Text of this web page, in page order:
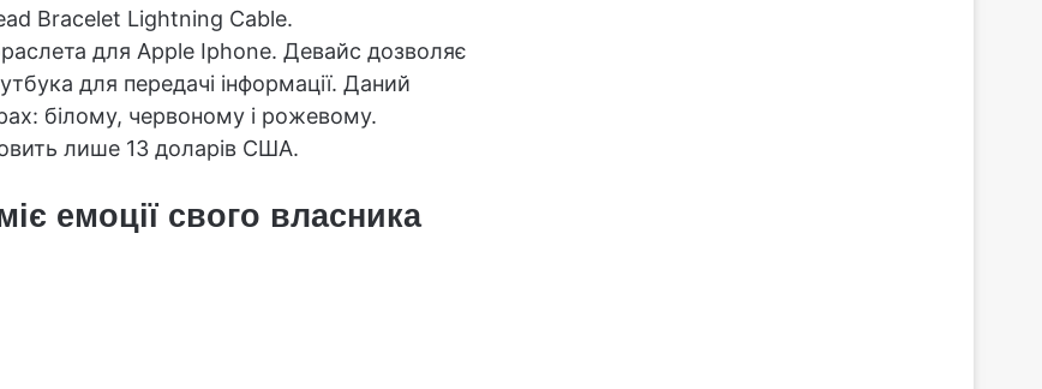
Bracelet Lightning Cable.
для Apple Iphone. Девайс дозволяє
для передачі інформації. Даний
білому, червоному і рожевому.
лише 13 доларів США.
емоції свого власника